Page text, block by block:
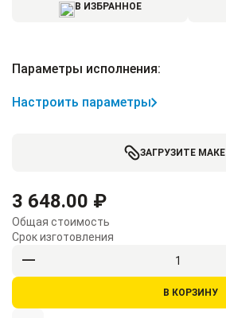
В ИЗБРАННОЕ
Параметры исполнения:
Настроить параметры
ЗАГРУЗИТЕ
3 648.00 ₽
Общая стоимость
Срок изготовления
В КОРЗИНУ